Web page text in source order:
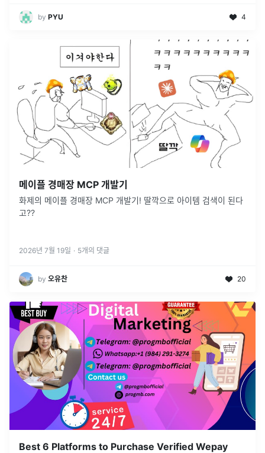
by PYU 4
메이플 경매장 MCP 개발기
화제의 메이플 경매장 MCP 개발기! 딸깍으로 아이템 검색이 된다
고??
2026년 7월 19일 · 5개의 댓글
by 오유찬 20
Best 6 Platforms to Purchase Verified Wepay